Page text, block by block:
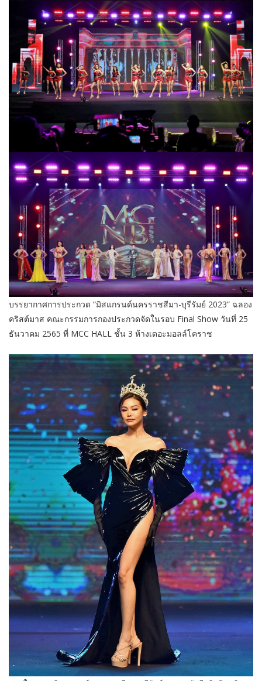
บรรยากาศการประกวด “มิสแกรนด์นครราชสีมา-บุรีรัมย์ 2023” ฉลอง
คริสต์มาส คณะกรรมการกองประกวดจัดในรอบ Final Show วันที่ 25
ธันวาคม 2565 ที่ MCC HALL ชั้น 3 ห้างเดอะมอลล์โคราช